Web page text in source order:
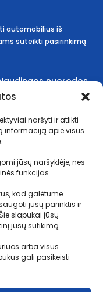
naršyti ir atlikti
informaciją apie visus
jūsų naršyklėje, nes
funkcijas.
kad galėtume
jūsų parinktis ir
slapukai jūsų
jūsų sutikimą.
arba visus
gali pasikeisti
automobilius iš
suteikti pasirinkimą
nuorodos
tai veikia?
terminai
Muitinės procedūros
sąlygos